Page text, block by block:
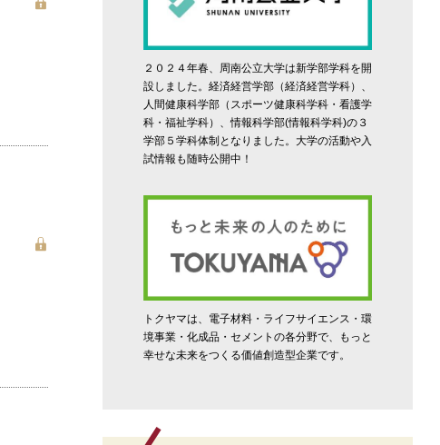
２０２４年春、周南公立大学は新学部学科を開
設しました。経済経営学部（経済経営学科）、
人間健康科学部（スポーツ健康科学科・看護学
科・福祉学科）、情報科学部(情報科学科)の３
学部５学科体制となりました。大学の活動や入
試情報も随時公開中！
トクヤマは、電子材料・ライフサイエンス・環
境事業・化成品・セメントの各分野で、もっと
幸せな未来をつくる価値創造型企業です。